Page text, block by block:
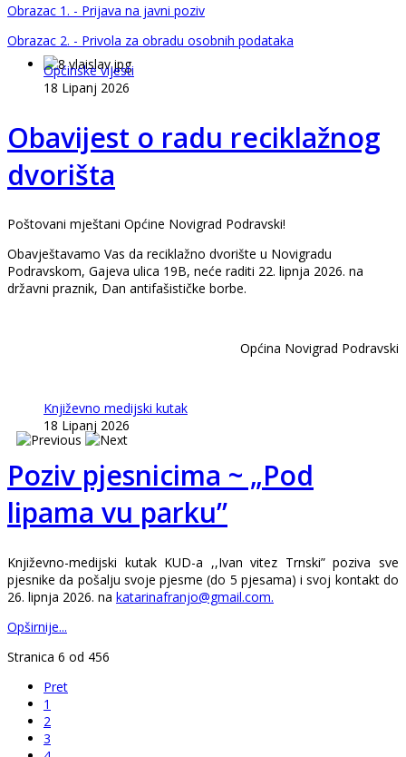
Obrazac 1. - Prijava na javni poziv
Obrazac 2. - Privola za obradu osobnih podataka
Općinske vijesti
18 Lipanj 2026
Obavijest o radu reciklažnog
dvorišta
Poštovani mještani Općine Novigrad Podravski!
Obavještavamo Vas da reciklažno dvorište u Novigradu
Podravskom, Gajeva ulica 19B, neće raditi 22. lipnja 2026. na
državni praznik, Dan antifašističke borbe.
Općina Novigrad Podravski
Književno medijski kutak
18 Lipanj 2026
Poziv pjesnicima ~ „Pod
lipama vu parku”
Književno-medijski kutak KUD-a ,,Ivan vitez Trnski” poziva sve
pjesnike da pošalju svoje pjesme (do 5 pjesama) i svoj kontakt do
26. lipnja 2026. na katarinafranjo@gmail.com.
Opširnije...
Stranica 6 od 456
Pret
1
2
3